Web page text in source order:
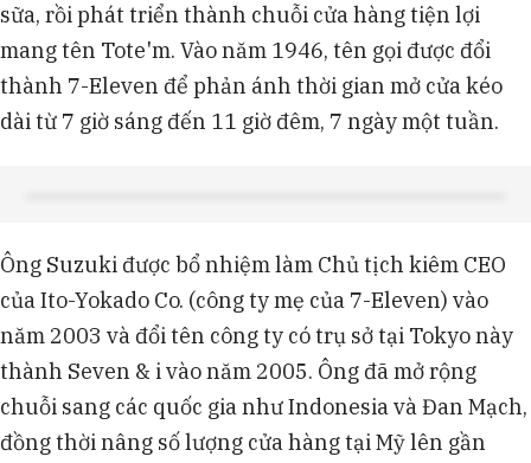
sữa, rồi phát triển thành chuỗi cửa hàng tiện lợi
mang tên Tote'm. Vào năm 1946, tên gọi được đổi
thành 7-Eleven để phản ánh thời gian mở cửa kéo
dài từ 7 giờ sáng đến 11 giờ đêm, 7 ngày một tuần.
Ông Suzuki được bổ nhiệm làm Chủ tịch kiêm CEO
của Ito-Yokado Co. (công ty mẹ của 7-Eleven) vào
năm 2003 và đổi tên công ty có trụ sở tại Tokyo này
thành Seven & i vào năm 2005. Ông đã mở rộng
chuỗi sang các quốc gia như Indonesia và Đan Mạch,
đồng thời nâng số lượng cửa hàng tại Mỹ lên gần